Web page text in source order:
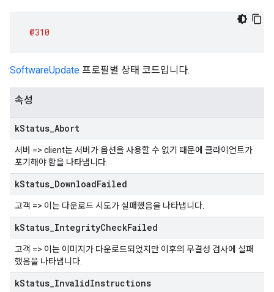
@310
SoftwareUpdate 프로필별 상태 코드입니다.
속성
kStatus Abort
서버 => client는 서버가 옵션을 사용할 수 없기 때문에 클라이언트가
포기해야 함을 나타냅니다.
kStatus DownloadFailed
고객 => 이는 다운로드 시도가 실패했음을 나타냅니다.
kStatus IntegrityCheckFailed
고객 => 이는 이미지가 다운로드되었지만 이후의 무결성 검사에 실패
했음을 나타냅니다.
kStatus InvalidInstructions